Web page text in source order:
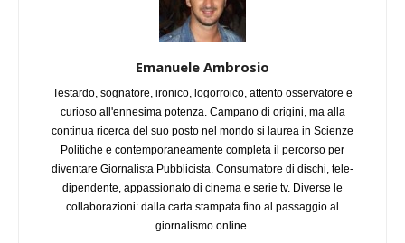
Emanuele Ambrosio
Testardo, sognatore, ironico, logorroico, attento osservatore e
curioso all'ennesima potenza. Campano di origini, ma alla
continua ricerca del suo posto nel mondo si laurea in Scienze
Politiche e contemporaneamente completa il percorso per
diventare Giornalista Pubblicista. Consumatore di dischi, tele-
dipendente, appassionato di cinema e serie tv. Diverse le
collaborazioni: dalla carta stampata fino al passaggio al
giornalismo online.